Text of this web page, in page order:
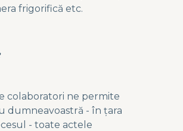
frigorifică etc.
colaboratori ne permite
dumneavoastră - în țara
- toate actele